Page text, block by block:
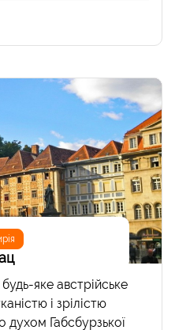
яке австрійське
і зрілістю
духом Габсбурзької